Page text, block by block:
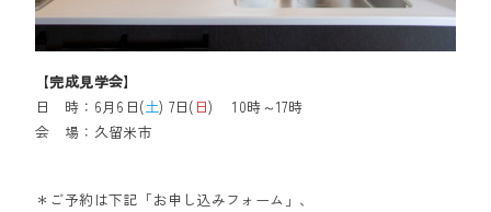
【完成見学会】
日 時：6月6日(土) 7日( 日) 10時～17時
会 場：久留米市
＊ご予約は下記「お申し込みフォーム」、